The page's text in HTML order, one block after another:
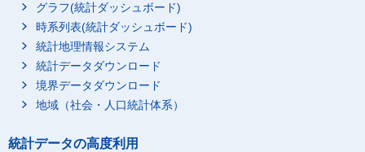
グラフ(統計ダッシュボード)
時系列表(統計ダッシュボード)
統計地理情報システム
統計データダウンロード
境界データダウンロード
地域（社会・人口統計体系）
統計データの高度利用